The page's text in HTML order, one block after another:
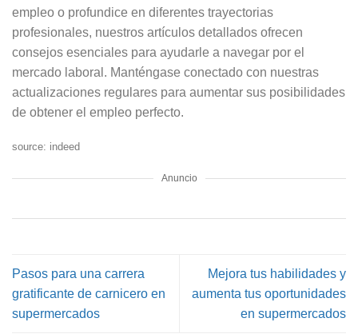
empleo o profundice en diferentes trayectorias
profesionales, nuestros artículos detallados ofrecen
consejos esenciales para ayudarle a navegar por el
mercado laboral. Manténgase conectado con nuestras
actualizaciones regulares para aumentar sus posibilidades
de obtener el empleo perfecto.
source: indeed
Anuncio
Pasos para una carrera
gratificante de carnicero en
supermercados
Mejora tus habilidades y
aumenta tus oportunidades
en supermercados